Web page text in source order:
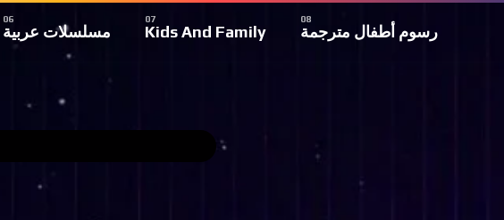
مسلسلات عربية Kids And Family رسوم أطفال مترجمة